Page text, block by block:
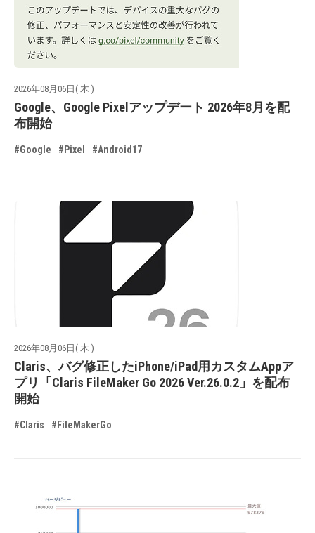
2026年08月06日( 木 )
Google、Google Pixelアップデート 2026年8月を配
布開始
#Google #Pixel #Android17
2026年08月06日( 木 )
Claris、バグ修正したiPhone/iPad用カスタムAppア
プリ「Claris FileMaker Go 2026 Ver.26.0.2」を配布
開始
#Claris #FileMakerGo